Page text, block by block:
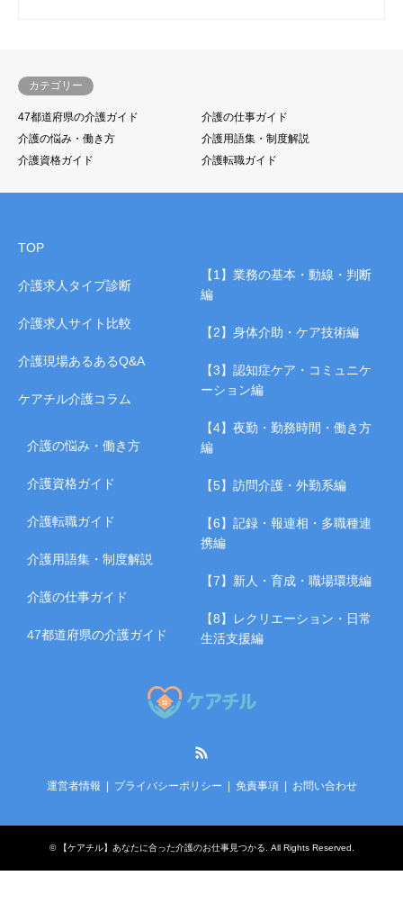
カテゴリー
47都道府県の介護ガイド
介護の仕事ガイド
介護の悩み・働き方
介護用語集・制度解説
介護資格ガイド
介護転職ガイド
TOP
介護求人タイプ診断
介護求人サイト比較
介護現場あるあるQ&A
ケアチル介護コラム
介護の悩み・働き方
介護資格ガイド
介護転職ガイド
介護用語集・制度解説
介護の仕事ガイド
47都道府県の介護ガイド
【1】業務の基本・動線・判断
編
【2】身体介助・ケア技術編
【3】認知症ケア・コミュニケ
ーション編
【4】夜勤・勤務時間・働き方
編
【5】訪問介護・外勤系編
【6】記録・報連相・多職種連
携編
【7】新人・育成・職場環境編
【8】レクリエーション・日常
生活支援編
運営者情報 プライバシーポリシー 免責事項 お問い合わせ
© 【ケアチル】あなたに合った介護のお仕事見つかる . All Rights Reserved.